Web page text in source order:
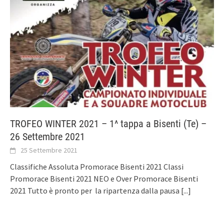
TROFEO WINTER 2021 – 1^ tappa a Bisenti (Te) –
26 Settembre 2021
25 Settembre 2021
Classifiche Assoluta Promorace Bisenti 2021 Classi
Promorace Bisenti 2021 NEO e Over Promorace Bisenti
2021 Tutto è pronto per la ripartenza dalla pausa [...]